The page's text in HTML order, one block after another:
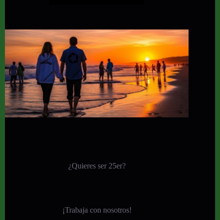
¿Quieres ser 25er?
¡Trabaja con nosotros!